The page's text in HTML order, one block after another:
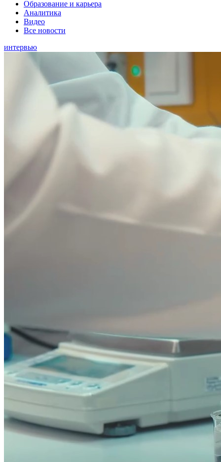
Образование и карьера
Аналитика
Видео
Все новости
интервью